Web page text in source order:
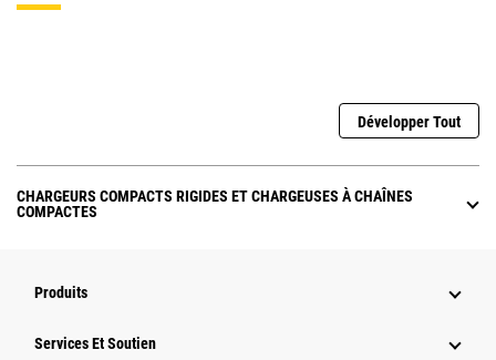
Développer Tout
CHARGEURS COMPACTS RIGIDES ET CHARGEUSES À CHAÎNES
COMPACTES
Produits
Services Et Soutien